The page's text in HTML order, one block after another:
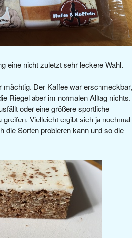
eine nicht zuletzt sehr leckere Wahl.
Der Kaffee war erschmeckbar,
Riegel aber im normalen Alltag nichts.
oder eine größere sportliche
Vielleicht ergibt sich ja nochmal
die Sorten probieren kann und so die